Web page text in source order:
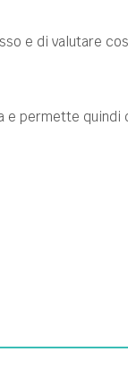
e di valutare
e permette